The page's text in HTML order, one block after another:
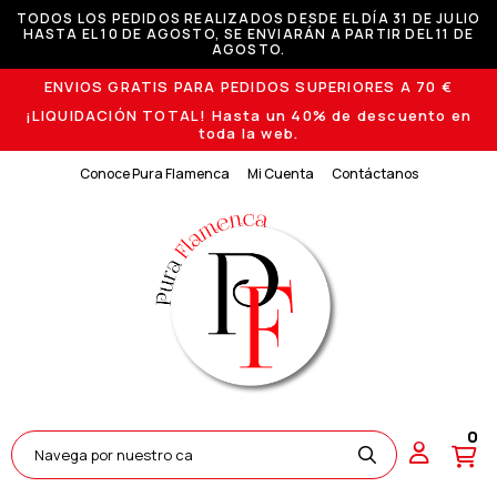
TODOS LOS PEDIDOS REALIZADOS DESDE EL DÍA 31 DE JULIO
HASTA EL 10 DE AGOSTO, SE ENVIARÁN A PARTIR DEL 11 DE
AGOSTO.
ENVIOS GRATIS PARA PEDIDOS SUPERIORES A 70 €
¡LIQUIDACIÓN TOTAL! Hasta un 40% de descuento en
toda la web.
Conoce Pura Flamenca Mi Cuenta Contáctanos
0